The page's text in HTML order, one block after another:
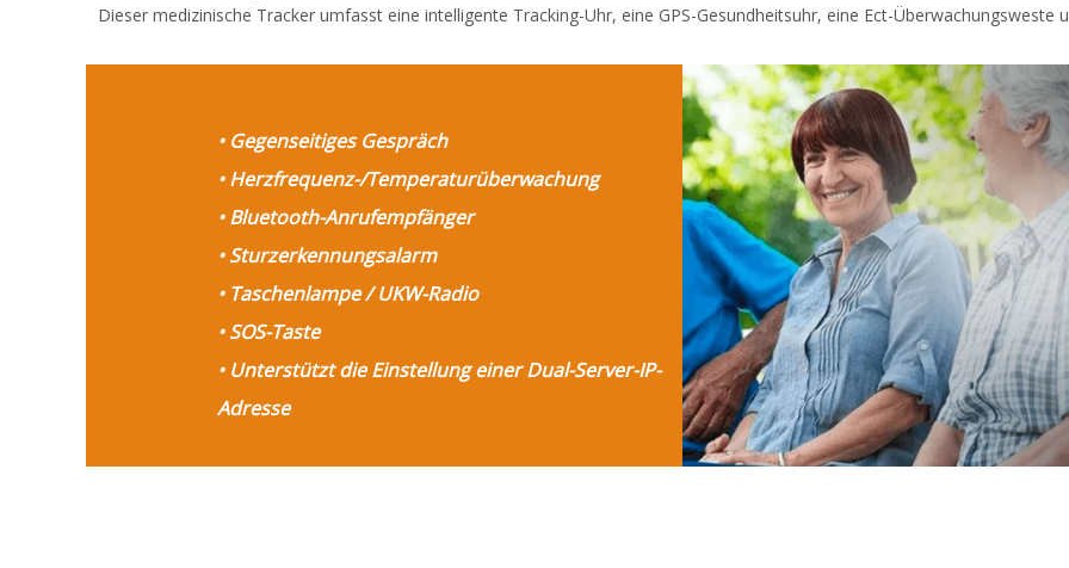
Dieser medizinische Tracker umfasst eine intelligente Tracking-Uhr, eine GPS-Gesundheitsuhr, eine Ect-Überwachungsweste
• Gegenseitiges Gespräch
• Herzfrequenz-/Temperaturüberwachung
• Bluetooth-Anrufempfänger
• Sturzerkennungsalarm
• Taschenlampe / UKW-Radio
• SOS-Taste
• Unterstützt die Einstellung einer Dual-Server-IP-
Adresse